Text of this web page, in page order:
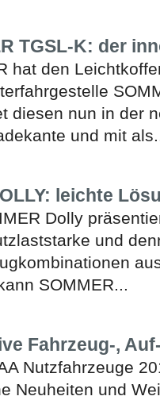
TGSL-K: der
hat den
diesen nun in der
und mit
leichte
Dolly
und
SOMMER...
Fahrzeug-,
Nutzfahrzeuge
Neuheiten und